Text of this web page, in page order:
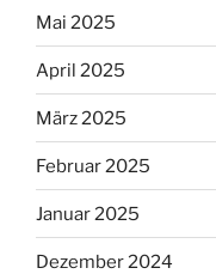
Mai 2025
April 2025
März 2025
Februar 2025
Januar 2025
Dezember 2024